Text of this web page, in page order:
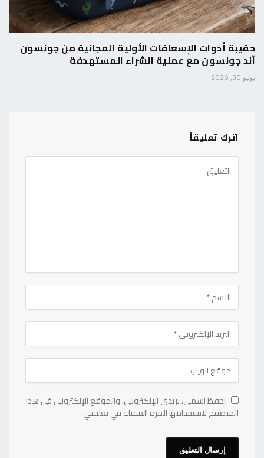
حقيبة أدوات الإسعافات الأولية المجانية من جونسون
آند جونسون مع عملية الشراء المستهدفة
يوليو 30, 2026
اترك تعليقاً
احفظ اسمي، بريدي الإلكتروني، والموقع الإلكتروني في هذا
المتصفح لاستخدامها المرة المقبلة في تعليقي.